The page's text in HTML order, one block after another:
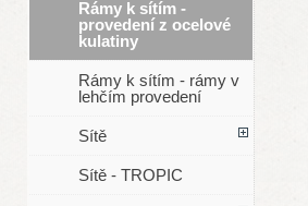
Rámy k sítím -
provedení z ocelové
kulatiny
Rámy k sítím - rámy v
lehčím provedení
Sítě
Sítě - TROPIC